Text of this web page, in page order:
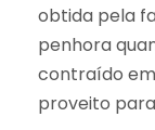
obtida pela
penhora
contraído
proveito